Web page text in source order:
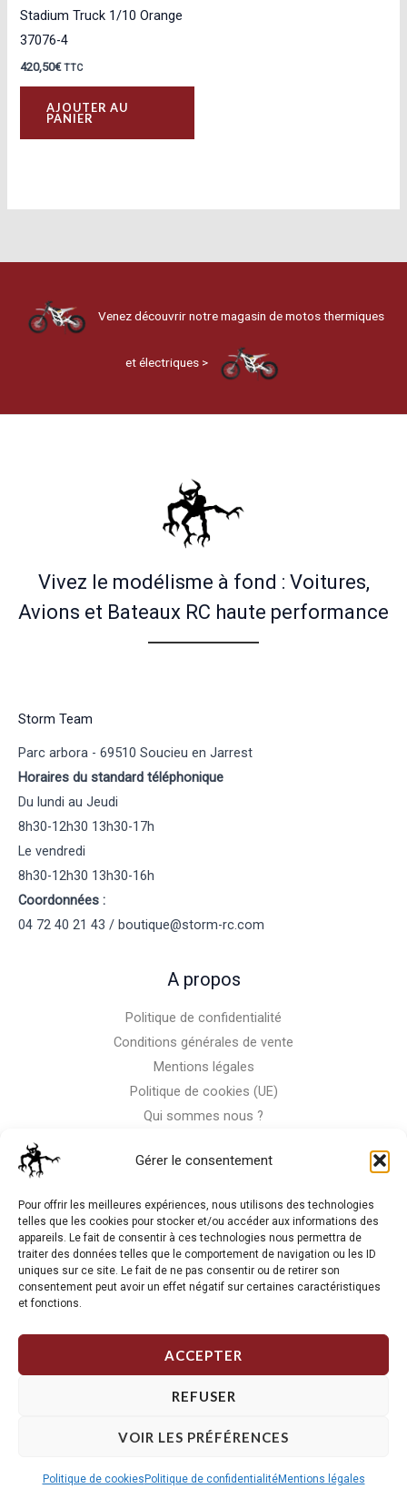
Gérer le consentement
Pour offrir les meilleures expériences, nous utilisons des technologies
telles que les cookies pour stocker et/ou accéder aux informations des
appareils. Le fait de consentir à ces technologies nous permettra de
traiter des données telles que le comportement de navigation ou les ID
uniques sur ce site. Le fait de ne pas consentir ou de retirer son
consentement peut avoir un effet négatif sur certaines caractéristiques
et fonctions.
ACCEPTER
REFUSER
VOIR LES PRÉFÉRENCES
Politique de cookies Politique de confidentialitéMentions légales
Stadium Truck 1/10 Orange
37076-4
420,50€ TTC
AJOUTER AU
PANIER
Venez découvrir notre magasin de motos thermiques
et électriques >
Vivez le modélisme à fond : Voitures,
Avions et Bateaux RC haute performance
Storm Team
Parc arbora - 69510 Soucieu en Jarrest
Horaires du standard téléphonique
Du lundi au Jeudi
8h30-12h30 13h30-17h
Le vendredi
8h30-12h30 13h30-16h
Coordonnées :
04 72 40 21 43 / boutique@storm-rc.com
A propos
Politique de confidentialité
Conditions générales de vente
Mentions légales
Politique de cookies (UE)
Qui sommes nous ?
La RC n'est pas notre seule passion, venez visiter notre shop
de motos
Copyright © 2026 Storm RC. Powered by Storm Team.